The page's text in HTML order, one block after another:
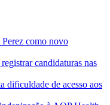
como novo
candidaturas nas
dificuldade de acesso aos